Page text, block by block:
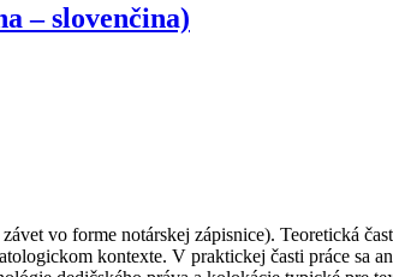
– slovenčina)
vo forme notárskej zápisnice). Teoretická
kontexte. V praktickej časti práce sa